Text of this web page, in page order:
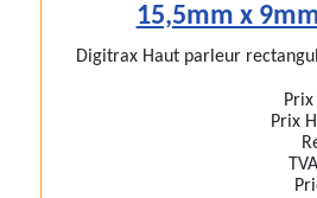
15,5mm x
Digitrax Haut parleur
Prix
Prix